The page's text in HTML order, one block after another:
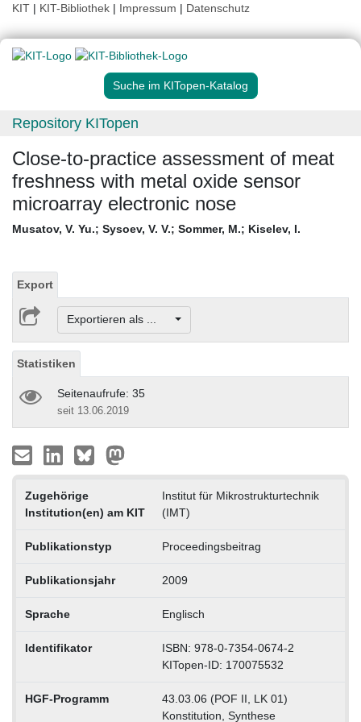
KIT | KIT-Bibliothek | Impressum | Datenschutz
Suche im KITopen-Katalog
Repository KITopen
Close-to-practice assessment of meat
freshness with metal oxide sensor
microarray electronic nose
Musatov, V. Yu.; Sysoev, V. V.; Sommer, M.; Kiselev, I.
Export
Exportieren als ...
Statistiken
Seitenaufrufe: 35
seit 13.06.2019
Zugehörige
Institution(en) am KIT
Institut für Mikrostrukturtechnik
(IMT)
Publikationstyp Proceedingsbeitrag
Publikationsjahr 2009
Sprache Englisch
Identifikator
ISBN: 978-0-7354-0674-2
KITopen-ID: 170075532
HGF-Programm
43.03.06 (POF II, LK 01)
Konstitution, Synthese